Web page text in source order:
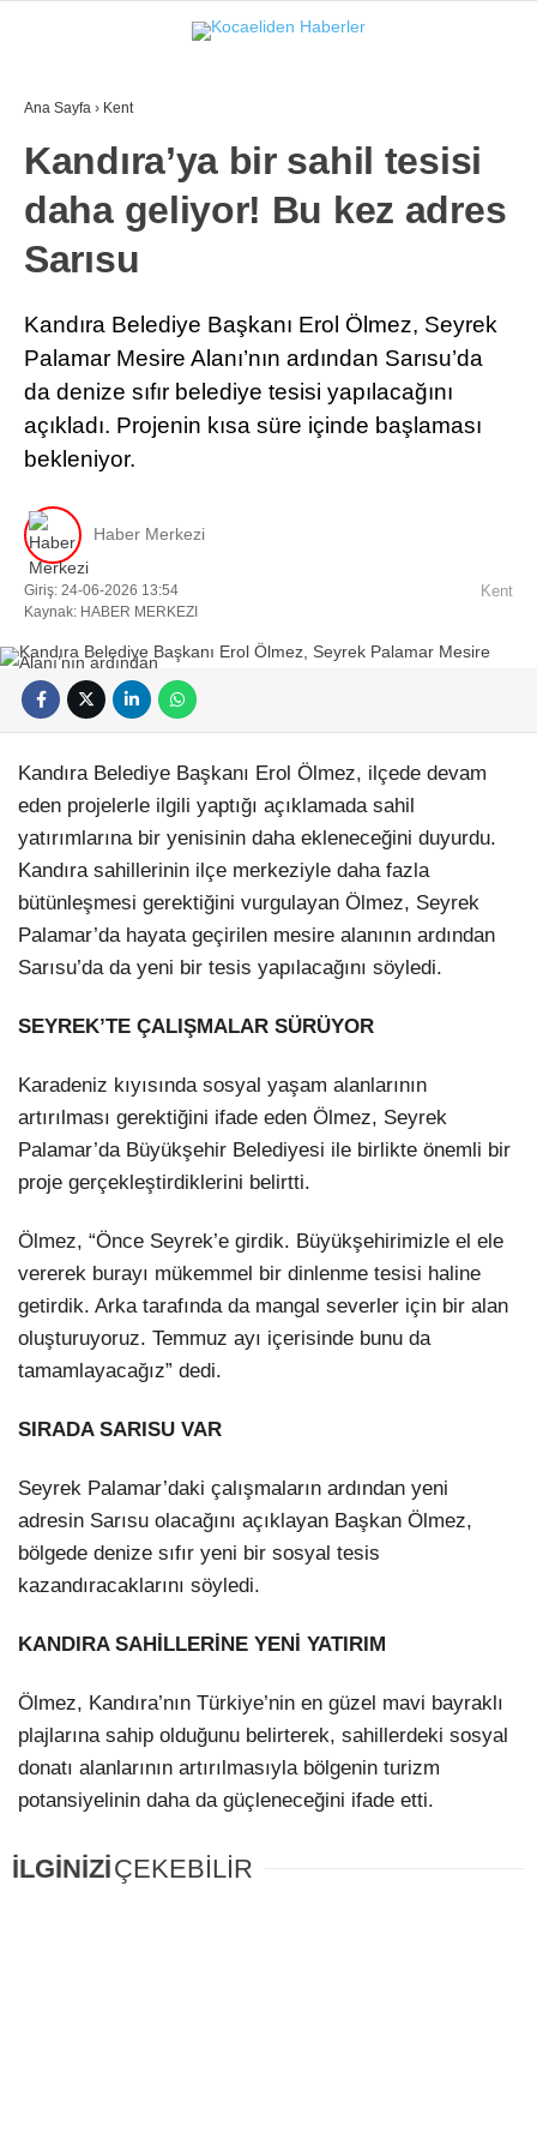
Facebook
Instagram
Youtube
LinkedIn
GÜNDEM
EKONOMI
SPOR
MAGAZIN
Ana Sayfa › Kent
Kandıra’ya bir sahil tesisi
daha geliyor! Bu kez adres
Sarısu
Kandıra Belediye Başkanı Erol Ölmez, Seyrek
Palamar Mesire Alanı’nın ardından Sarısu’da
da denize sıfır belediye tesisi yapılacağını
açıkladı. Projenin kısa süre içinde başlaması
bekleniyor.
Haber Merkezi
Giriş: 24-06-2026 13:54
Kaynak: HABER MERKEZI
Kent
Kandıra Belediye Başkanı Erol Ölmez, ilçede devam
eden projelerle ilgili yaptığı açıklamada sahil
yatırımlarına bir yenisinin daha ekleneceğini duyurdu.
Kandıra sahillerinin ilçe merkeziyle daha fazla
bütünleşmesi gerektiğini vurgulayan Ölmez, Seyrek
Palamar’da hayata geçirilen mesire alanının ardından
Sarısu’da da yeni bir tesis yapılacağını söyledi.
SEYREK’TE ÇALIŞMALAR SÜRÜYOR
Karadeniz kıyısında sosyal yaşam alanlarının
artırılması gerektiğini ifade eden Ölmez, Seyrek
Palamar’da Büyükşehir Belediyesi ile birlikte önemli bir
proje gerçekleştirdiklerini belirtti.
Ölmez, “Önce Seyrek’e girdik. Büyükşehirimizle el ele
vererek burayı mükemmel bir dinlenme tesisi haline
getirdik. Arka tarafında da mangal severler için bir alan
oluşturuyoruz. Temmuz ayı içerisinde bunu da
tamamlayacağız” dedi.
SIRADA SARISU VAR
Seyrek Palamar’daki çalışmaların ardından yeni
adresin Sarısu olacağını açıklayan Başkan Ölmez,
bölgede denize sıfır yeni bir sosyal tesis
kazandıracaklarını söyledi.
KANDIRA SAHİLLERİNE YENİ YATIRIM
Ölmez, Kandıra’nın Türkiye’nin en güzel mavi bayraklı
plajlarına sahip olduğunu belirterek, sahillerdeki sosyal
donatı alanlarının artırılmasıyla bölgenin turizm
potansiyelinin daha da güçleneceğini ifade etti.
İLGİNİZİÇEKEBİLİR